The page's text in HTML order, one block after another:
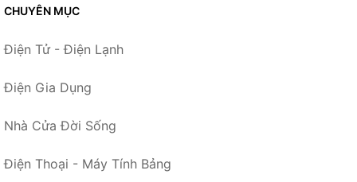
CHUYÊN MỤC
Điện Tử - Điện Lạnh
Điện Gia Dụng
Nhà Cửa Đời Sống
Điện Thoại - Máy Tính Bảng